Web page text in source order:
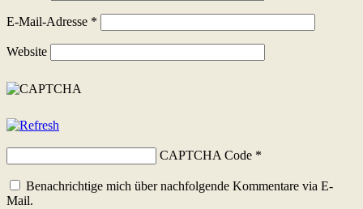
E-Mail-Adresse *
Website
CAPTCHA Code *
Benachrichtige mich über nachfolgende Kommentare via E-
Mail.